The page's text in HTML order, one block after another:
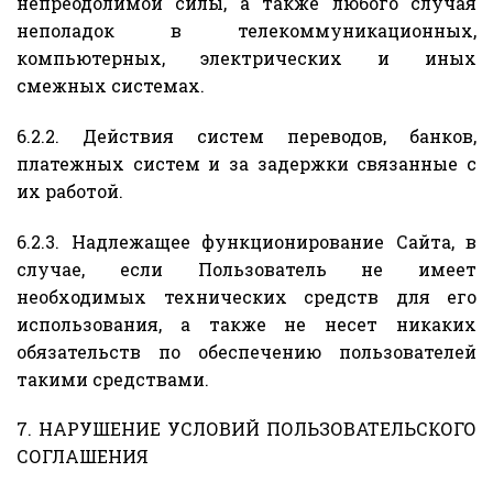
неполадок в телекоммуникационных,
компьютерных, электрических и иных
смежных системах.
6.2.2. Действия систем переводов, банков,
платежных систем и за задержки связанные с
их работой.
6.2.3. Надлежащее функционирование Сайта, в
случае, если Пользователь не имеет
необходимых технических средств для его
использования, а также не несет никаких
обязательств по обеспечению пользователей
такими средствами.
7. НАРУШЕНИЕ УСЛОВИЙ ПОЛЬЗОВАТЕЛЬСКОГО
СОГЛАШЕНИЯ